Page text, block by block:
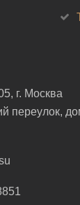
г. Москва
переулок,